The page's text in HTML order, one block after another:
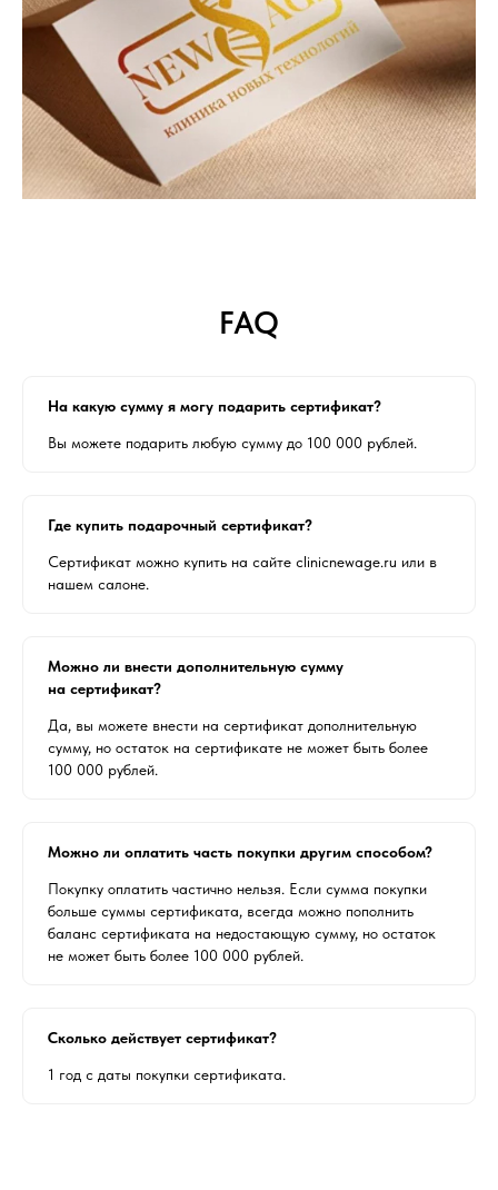
FAQ
На какую сумму я могу подарить сертификат?
Вы можете подарить любую сумму до 100 000 рублей.
Где купить подарочный сертификат?
Сертификат можно купить на сайте clinicnewage.ru или в
нашем салоне.
Можно ли внести дополнительную сумму
на сертификат?
Да, вы можете внести на сертификат дополнительную
сумму, но остаток на сертификате не может быть более
100 000 рублей.
Можно ли оплатить часть покупки другим способом?
Покупку оплатить частично нельзя. Если сумма покупки
больше суммы сертификата, всегда можно пополнить
баланс сертификата на недостающую сумму, но остаток
не может быть более 100 000 рублей.
Сколько действует сертификат?
1 год с даты покупки сертификата.